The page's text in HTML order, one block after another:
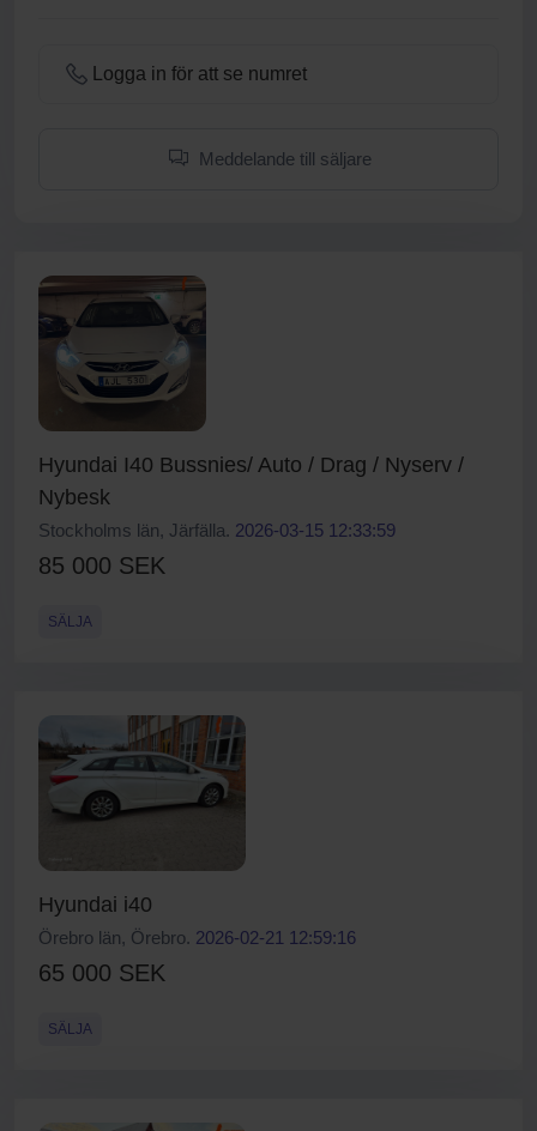
Logga in för att se numret
Meddelande till säljare
Hyundai I40 Bussnies/ Auto / Drag / Nyserv /
Nybesk
Stockholms län, Järfälla. 2026-03-15 12:33:59
85 000 SEK
SÄLJA
Hyundai i40
Örebro län, Örebro. 2026-02-21 12:59:16
65 000 SEK
SÄLJA